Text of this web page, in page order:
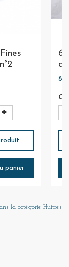
panier
6
la catégorie Huitres